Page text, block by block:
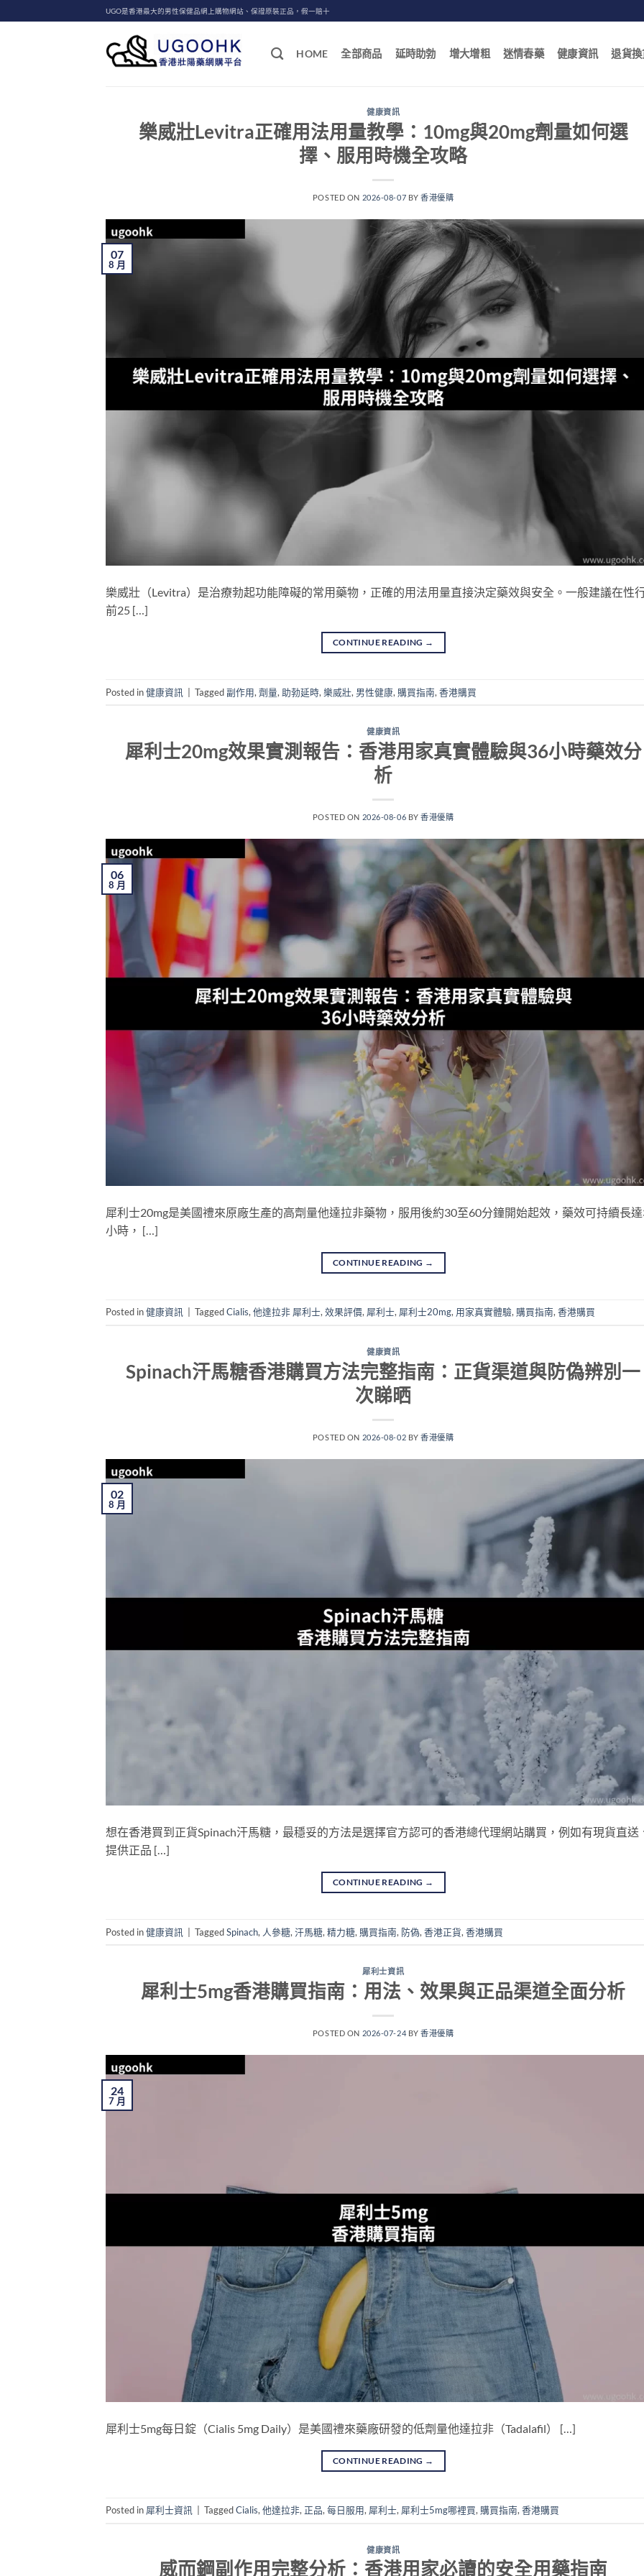
to
UGO是香港最大的男性保健品網上購物網站、保證原裝正品，假一賠十
HOME 全部商品 延時助勃 增大增粗 迷情春藥 健康資訊 退貨換
健康資訊
樂威壯Levitra正確用法用量教學：10mg與20mg劑量如何選
擇、服用時機全攻略
POSTED ON 2026-08-07 BY香港優購
07
8 月
樂威壯（Levitra）是治療勃起功能障礙的常用藥物，正確的用法用量直接決定藥效與安全。一般建議在性
前25 […]
CONTINUE READING →
Posted in健康資訊 Tagged副作用, 劑量, 助勃延時, 樂威壯, 男性健康, 購買指南, 香港購買
健康資訊
犀利士20mg效果實測報告：香港用家真實體驗與36小時藥效分
析
POSTED ON 2026-08-06 BY香港優購
06
8 月
犀利士20mg是美國禮來原廠生產的高劑量他達拉非藥物，服用後約30至60分鐘開始起效，藥效可持續長
小時， […]
CONTINUE READING →
Posted in健康資訊 TaggedCialis,他達拉非 犀利士,效果評價, 犀利士, 犀利士20mg, 用家真實體驗, 購買指南,香港購買
健康資訊
Spinach汗馬糖香港購買方法完整指南：正貨渠道與防偽辨別一
次睇晒
POSTED ON 2026-08-02 BY香港優購
02
8 月
想在香港買到正貨Spinach汗馬糖，最穩妥的方法是選擇官方認可的香港總代理網站購買，例如有現貨直送
提供正品 […]
CONTINUE READING →
Posted in健康資訊 TaggedSpinach, 人參糖, 汗馬糖, 精力糖, 購買指南, 防偽, 香港正貨, 香港購買
犀利士資訊
犀利士5mg香港購買指南：用法、效果與正品渠道全面分析
POSTED ON 2026-07-24 BY香港優購
24
7 月
犀利士5mg每日錠（Cialis 5mg Daily）是美國禮來藥廠研發的低劑量他達拉非（Tadalafil） […]
CONTINUE READING →
Posted in 犀利士資訊 TaggedCialis, 他達拉非, 正品, 每日服用, 犀利士, 犀利士5mg哪裡買, 購買指南, 香港購買
健康資訊
威而鋼副作用完整分析：香港用家必讀的安全用藥指南